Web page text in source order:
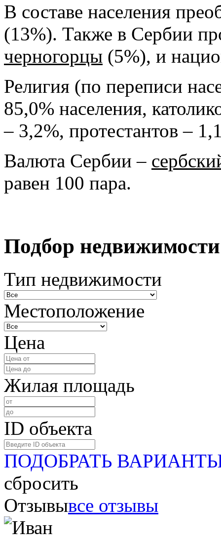
В составе населения
(13%). Также в Сербии
черногорцы (5%), и
Религия (по переписи
85,0% населения,
– 3,2%, протестантов –
Валюта Сербии –
равен 100 пара.
Подбор недвижимости
Тип недвижимости
Местоположение
Цена
Жилая площадь
ID объекта
ПОДОБРАТЬ
сбросить
Отзывывсе отзывы